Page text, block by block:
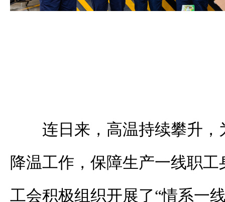
连日来，高温持续攀升
降温工作，保障生产一线职
工会积极组织开展了“情系一